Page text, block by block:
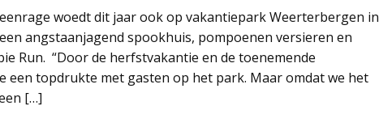
woedt dit jaar ook op vakantiepark Weerterbergen in
angstaanjagend spookhuis, pompoenen versieren en
Run. “Door de herfstvakantie en de toenemende
een topdrukte met gasten op het park. Maar omdat we het
[…]